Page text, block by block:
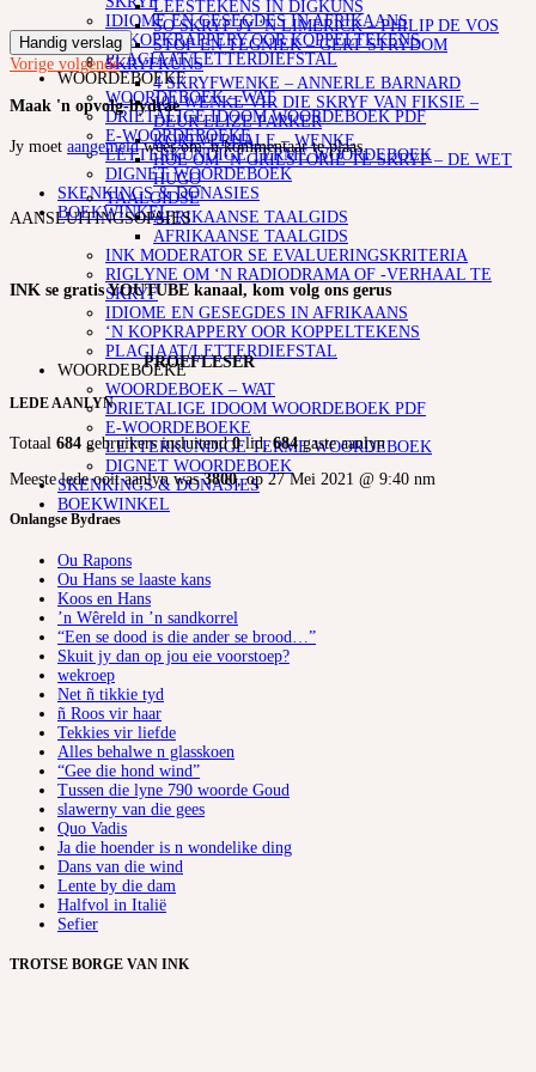
IDIOME EN GESEGDES IN AFRIKAANS
‘N KOPKRAPPERY OOR KOPPELTEKENS
PLAGIAAT/LETTERDIEFSTAL
WOORDEBOEKE
WOORDEBOEK – WAT
DRIETALIGE IDOOM WOORDEBOEK PDF
E-WOORDEBOEKE
LETTERKUNDIGE TERME WOORDEBOEK
DIGNET WOORDEBOEK
SKENKINGS & DONASIES
BOEKWINKEL
LEESTEKENS IN DIGKUNS
SO SKRYF JY ‘N LIMERICK – PHILIP DE VOS
STOF EN TEGNIEK – GERT STRYDOM
SKRYFKUNS
4 SKRYFWENKE – ANNERLE BARNARD
101 WENKE VIR DIE SKRYF VAN FIKSIE –
DEUR ELIZE PARKER
KORTVERHALE – WENKE
HOE OM ‘N GRILSTORIE TE SKRYF – DE WET
HUGO
TAALGIDSE
AFRIKAANSE TAALGIDS
AFRIKAANSE TAALGIDS
INK MODERATOR SE EVALUERINGSKRITERIA
RIGLYNE OM ‘N RADIODRAMA OF -VERHAAL TE
SKRYF
IDIOME EN GESEGDES IN AFRIKAANS
‘N KOPKRAPPERY OOR KOPPELTEKENS
PLAGIAAT/LETTERDIEFSTAL
WOORDEBOEKE
WOORDEBOEK – WAT
DRIETALIGE IDOOM WOORDEBOEK PDF
E-WOORDEBOEKE
LETTERKUNDIGE TERME WOORDEBOEK
DIGNET WOORDEBOEK
SKENKINGS & DONASIES
BOEKWINKEL
Handig verslag
Vorige volgende
Maak 'n opvolg-bydrae
Jy moet aangemeldwees om 'n kommentaar te plaas.
AANSLUITINGSOPSIES
INK se gratis YOUTUBE kanaal, kom volg ons gerus
PROEFLESER
LEDE AANLYN
Totaal 684 gebruikers insluitend0lid,684gaste aanlyn
Meeste lede ooit aanlyn was3800, op 27 Mei 2021 @ 9:40 nm
Onlangse Bydraes
Ou Rapons
Ou Hans se laaste kans
Koos en Hans
’n Wêreld in ’n sandkorrel
“Een se dood is die ander se brood…”
Skuit jy dan op jou eie voorstoep?
wekroep
Net ñ tikkie tyd
ñ Roos vir haar
Tekkies vir liefde
Alles behalwe n glasskoen
“Gee die hond wind”
Tussen die lyne 790 woorde Goud
slawerny van die gees
Quo Vadis
Ja die hoender is n wondelike ding
Dans van die wind
Lente by die dam
Halfvol in Italië
Sefier
TROTSE BORGE VAN INK